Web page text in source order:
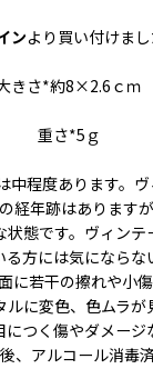
ンより買い付けまし
きさ*約8×2.6ｃｍ
重さ*5ｇ
中程度あります。
経年跡はあります
状態です。ヴィンテ
る方には気にならな
に若干の擦れや小
に変色、色ムラが
につく傷やダメージ
、アルコール消毒済